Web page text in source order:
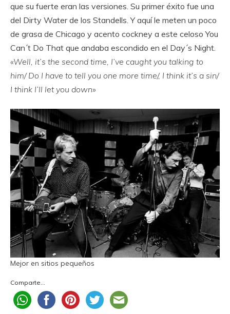
que su fuerte eran las versiones. Su primer éxito fue una
del Dirty Water de los Standells. Y aquí le meten un poco
de grasa de Chicago y acento cockney a este celoso You
Can´t Do That que andaba escondido en el Day´s Night.
«Well, it’s the second time, I’ve caught you talking to
him/ Do I have to tell you one more time/, I think it’s a sin/
I think I’ll let you down»
Mejor en sitios pequeños
Comparte...